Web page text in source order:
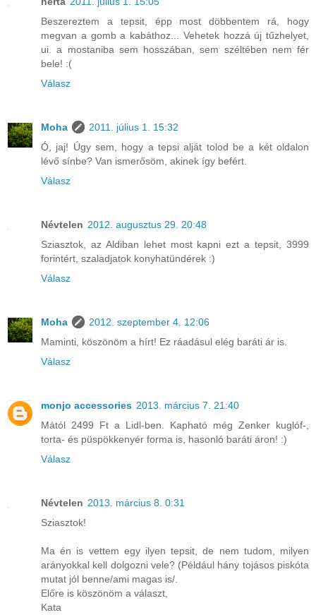
Beszereztem a tepsit, épp most döbbentem rá, hogy
megvan a gomb a kabáthoz... Vehetek hozzá új tűzhelyet,
ui. a mostaniba sem hosszában, sem széltében nem fér
bele! :(
Válasz
Moha
2011. július 1. 15:32
Ó, jaj! Úgy sem, hogy a tepsi alját tolod be a két oldalon
lévő sínbe? Van ismerősöm, akinek így befért.
Válasz
Névtelen 2012. augusztus 29. 20:48
Sziasztok, az Aldiban lehet most kapni ezt a tepsit, 3999
forintért, szaladjatok konyhatündérek :)
Válasz
Moha
2012. szeptember 4. 12:06
Maminti, köszönöm a hírt! Ez ráadásul elég baráti ár is.
Válasz
monjo accessories 2013. március 7. 21:40
Mától 2499 Ft a Lidl-ben. Kapható még Zenker kuglóf-,
torta- és püspökkenyér forma is, hasonló baráti áron! :)
Válasz
Névtelen 2013. március 8. 0:31
Sziasztok!
Ma én is vettem egy ilyen tepsit, de nem tudom, milyen
arányokkal kell dolgozni vele? (Például hány tojásos piskóta
mutat jól benne/ami magas is/.
Előre is köszönöm a választ,
Kata